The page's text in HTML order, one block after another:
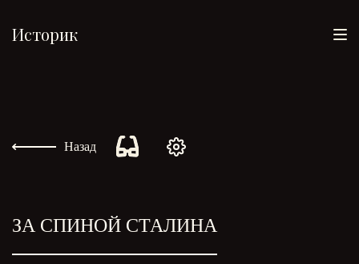
Историк
Назад
ЗА СПИНОЙ СТАЛИНА